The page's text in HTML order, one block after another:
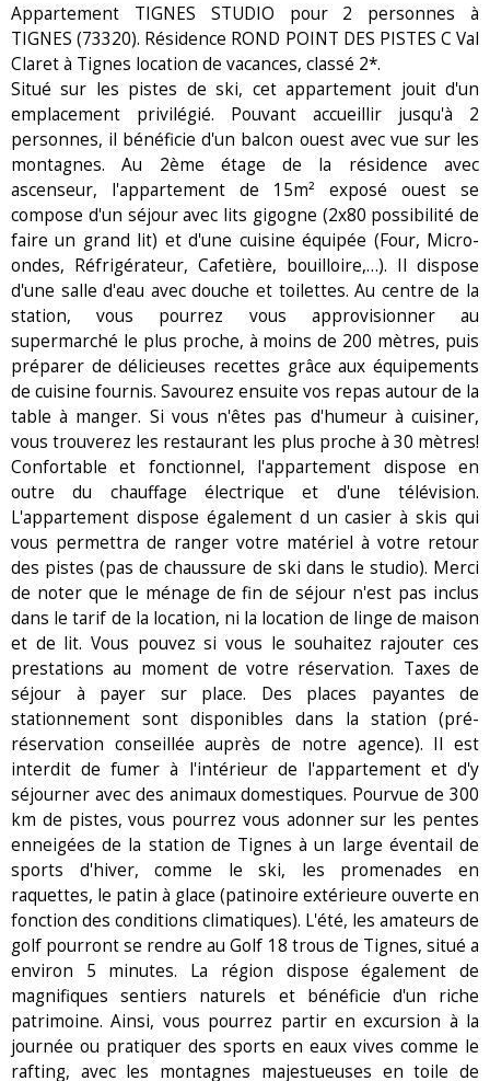
Appartement TIGNES STUDIO pour 2 personnes à
TIGNES (73320). Résidence ROND POINT DES PISTES C Val
Claret à Tignes location de vacances, classé 2*.
Situé sur les pistes de ski, cet appartement jouit d'un
emplacement privilégié. Pouvant accueillir jusqu'à 2
personnes, il bénéficie d'un balcon ouest avec vue sur les
montagnes. Au 2ème étage de la résidence avec
ascenseur, l'appartement de 15m² exposé ouest se
compose d'un séjour avec lits gigogne (2x80 possibilité de
faire un grand lit) et d'une cuisine équipée (Four, Micro-
ondes, Réfrigérateur, Cafetière, bouilloire,…). Il dispose
d'une salle d'eau avec douche et toilettes. Au centre de la
station, vous pourrez vous approvisionner au
supermarché le plus proche, à moins de 200 mètres, puis
préparer de délicieuses recettes grâce aux équipements
de cuisine fournis. Savourez ensuite vos repas autour de la
table à manger. Si vous n'êtes pas d'humeur à cuisiner,
vous trouverez les restaurant les plus proche à 30 mètres!
Confortable et fonctionnel, l'appartement dispose en
outre du chauffage électrique et d'une télévision.
L'appartement dispose également d un casier à skis qui
vous permettra de ranger votre matériel à votre retour
des pistes (pas de chaussure de ski dans le studio). Merci
de noter que le ménage de fin de séjour n'est pas inclus
dans le tarif de la location, ni la location de linge de maison
et de lit. Vous pouvez si vous le souhaitez rajouter ces
prestations au moment de votre réservation. Taxes de
séjour à payer sur place. Des places payantes de
stationnement sont disponibles dans la station (pré-
réservation conseillée auprès de notre agence). Il est
interdit de fumer à l'intérieur de l'appartement et d'y
séjourner avec des animaux domestiques. Pourvue de 300
km de pistes, vous pourrez vous adonner sur les pentes
enneigées de la station de Tignes à un large éventail de
sports d'hiver, comme le ski, les promenades en
raquettes, le patin à glace (patinoire extérieure ouverte en
fonction des conditions climatiques). L'été, les amateurs de
golf pourront se rendre au Golf 18 trous de Tignes, situé a
environ 5 minutes. La région dispose également de
magnifiques sentiers naturels et bénéficie d'un riche
patrimoine. Ainsi, vous pourrez partir en excursion à la
journée ou pratiquer des sports en eaux vives comme le
rafting, avec les montagnes majestueuses en toile de